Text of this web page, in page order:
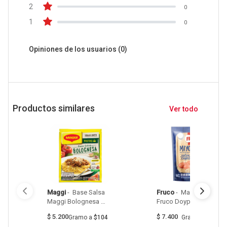
2 0
1 0
Opiniones de los usuarios (0)
Productos similares Ver todo
Maggi - Base Salsa
Maggi Bolognesa
$ 5.200Gramo a $104
Fruco - Mayonesa
$ 7.400 Gramo